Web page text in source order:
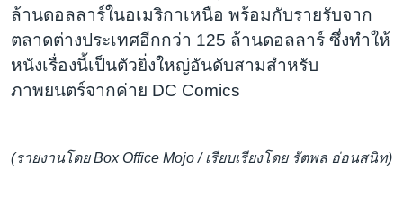
ล้านดอลลาร์ในอเมริกาเหนือ พร้อมกับรายรับจาก
ตลาดต่างประเทศอีกกว่า 125 ล้านดอลลาร์ ซึ่งทำให้
หนังเรื่องนี้เป็นตัวยิ่งใหญ่อันดับสามสำหรับ
ภาพยนตร์จากค่าย DC Comics
(รายงานโดย Box Office Mojo / เรียบเรียงโดย รัตพล อ่อนสนิท)